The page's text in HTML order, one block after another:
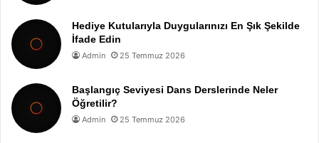
Hediye Kutularıyla Duygularınızı En Şık Şekilde
İfade Edin
Admin 25 Temmuz 2026
Başlangıç Seviyesi Dans Derslerinde Neler
Öğretilir?
Admin 25 Temmuz 2026